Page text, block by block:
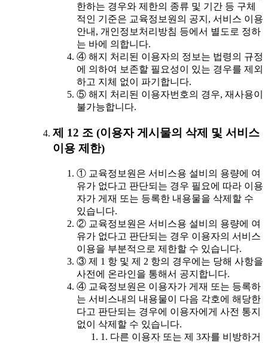
한하는 경우와 제한의 종류 및 기간 등 구체
적인 기준은 교육정보원의 공지, 서비스 이용
안내, 개인정보처리방침 등에서 별도로 정하
는 바에 의합니다.
④ 해지 처리된 이용자의 정보는 법령의 규정
에 의하여 보존할 필요성이 있는 경우를 제외
하고 지체 없이 파기합니다.
⑤ 해지 처리된 이용자번호의 경우, 재사용이
불가능합니다.
제 12 조 (이용자 게시물의 삭제 및 서비스
이용 제한)
① 교육정보원은 서비스용 설비의 용량에 여
유가 없다고 판단되는 경우 필요에 따라 이용
자가 게재 또는 등록한 내용물을 삭제할 수
있습니다.
② 교육정보원은 서비스용 설비의 용량에 여
유가 없다고 판단되는 경우 이용자의 서비스
이용을 부분적으로 제한할 수 있습니다.
③ 제 1 항 및 제 2 항의 경우에는 당해 사항을
사전에 온라인을 통해서 공지합니다.
④ 교육정보원은 이용자가 게재 또는 등록하
는 서비스내의 내용물이 다음 각호에 해당한
다고 판단되는 경우에 이용자에게 사전 통지
없이 삭제할 수 있습니다.
1. 다른 이용자 또는 제 3자를 비방하거